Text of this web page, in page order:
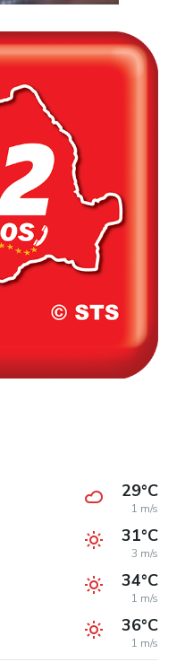
29°C
1 m/s
31°C
3 m/s
34°C
1 m/s
36°C
1 m/s